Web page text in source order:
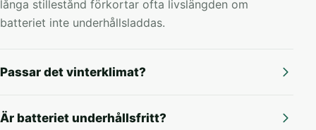
långa stillestånd förkortar ofta livslängden om
batteriet inte underhållsladdas.
Passar det vinterklimat?
Är batteriet underhållsfritt?